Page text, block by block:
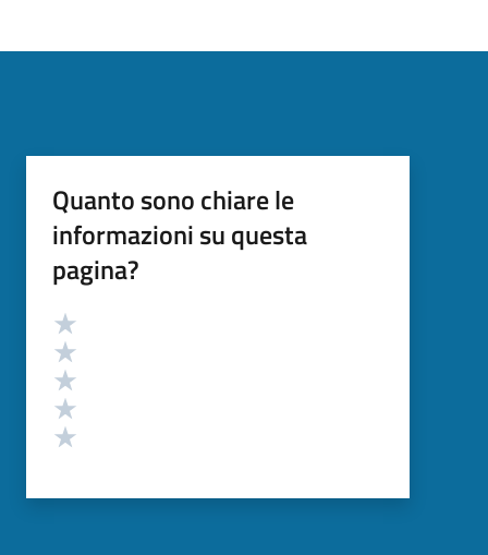
Quanto sono chiare le
informazioni su questa
pagina?
Valutazione